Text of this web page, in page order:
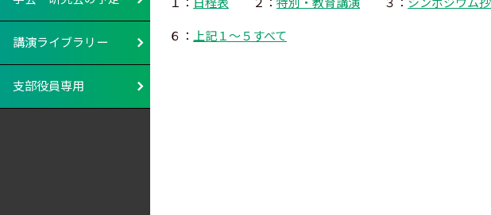
講演ライブラリー
支部役員専用
６： 上記１〜５すべて